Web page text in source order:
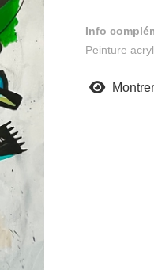
Info
Peinture